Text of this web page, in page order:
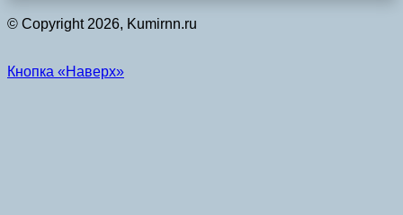
© Copyright 2026, Kumirnn.ru
Кнопка «Наверх»